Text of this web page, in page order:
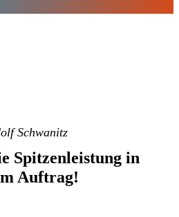
Schwanitz
Spitzenleistung in
Auftrag!